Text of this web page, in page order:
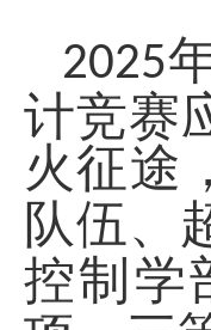
2025
计竞赛
火征途
队伍、
控制学